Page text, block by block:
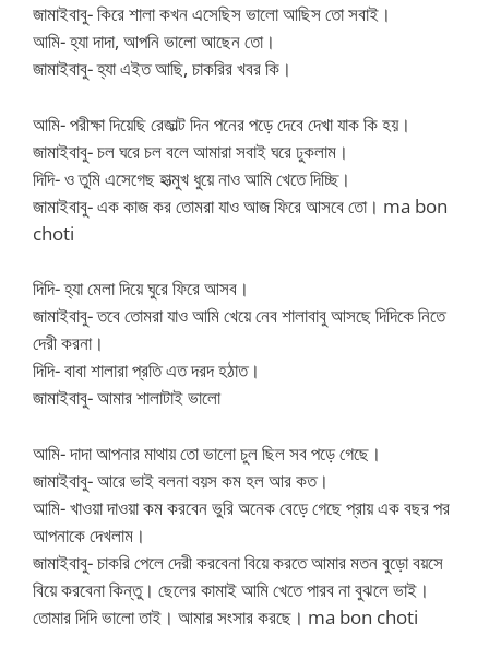
জামাইবাবু- কিরে শালা কখন এসেছিস ভালো আছিস তো সবাই।
আমি- হ্যা দাদা, আপনি ভালো আছেন তো।
জামাইবাবু- হ্যা এইত আছি, চাকরির খবর কি।
আমি- পরীক্ষা দিয়েছি রেজাল্ট দিন পনের পড়ে দেবে দেখা যাক কি হয়।
জামাইবাবু- চল ঘরে চল বলে আমারা সবাই ঘরে ঢুকলাম।
দিদি- ও তুমি এসেগেছ হাত্মুখ ধুয়ে নাও আমি খেতে দিচ্ছি।
জামাইবাবু- এক কাজ কর তোমরা যাও আজ ফিরে আসবে তো। ma bon
choti
দিদি- হ্যা মেলা দিয়ে ঘুরে ফিরে আসব।
জামাইবাবু- তবে তোমরা যাও আমি খেয়ে নেব শালাবাবু আসছে দিদিকে নিতে
দেরী করনা।
দিদি- বাবা শালারা প্রতি এত দরদ হঠাত।
জামাইবাবু- আমার শালাটাই ভালো
আমি- দাদা আপনার মাথায় তো ভালো চুল ছিল সব পড়ে গেছে।
জামাইবাবু- আরে ভাই বলনা বয়স কম হল আর কত।
আমি- খাওয়া দাওয়া কম করবেন ভুরি অনেক বেড়ে গেছে প্রায় এক বছর পর
আপনাকে দেখলাম।
জামাইবাবু- চাকরি পেলে দেরী করবেনা বিয়ে করতে আমার মতন বুড়ো বয়সে
বিয়ে করবেনা কিন্তু। ছেলের কামাই আমি খেতে পারব না বুঝলে ভাই।
তোমার দিদি ভালো তাই। আমার সংসার করছে। ma bon choti